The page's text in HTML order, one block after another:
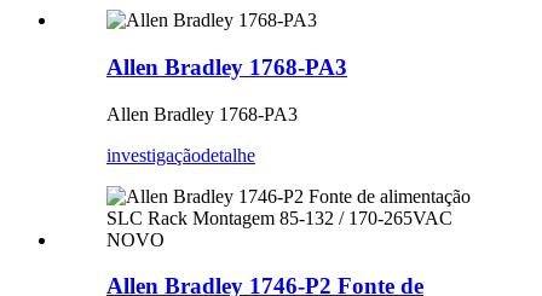
Allen Bradley 1768-PA3
Allen Bradley 1768-PA3
investigaçãodetalhe
Allen Bradley 1746-P2 Fonte de